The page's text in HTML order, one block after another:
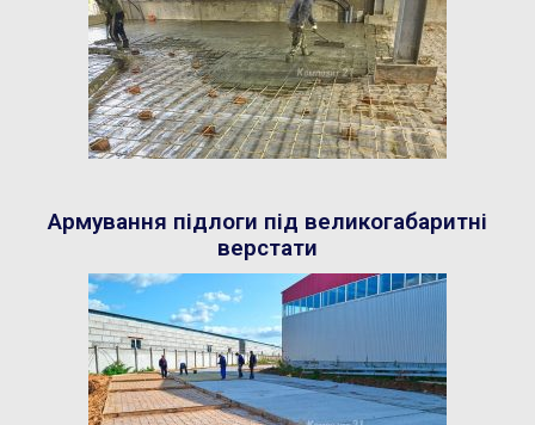
Армування підлоги під великогабаритні
верстати